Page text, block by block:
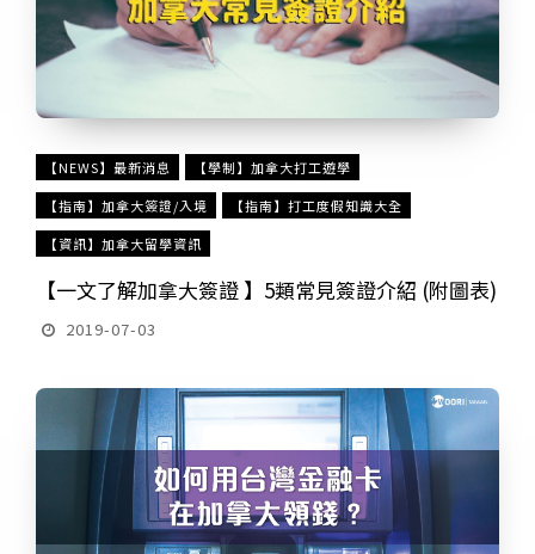
【NEWS】最新消息
【學制】加拿大打工遊學
【指南】加拿大簽證/入境
【指南】打工度假知識大全
【資訊】加拿大留學資訊
【一文了解加拿大簽證 】5類常見簽證介紹 (附圖表)
2019-07-03